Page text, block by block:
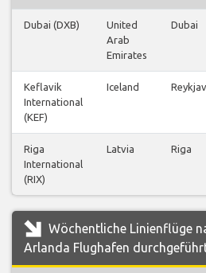
Dubai (DXB)
United
Arab
Emirates
Dubai
Keflavik
International
(KEF)
Iceland
Riga
International
(RIX)
Latvia Riga
Wöchentliche Linienflüge
Arlanda Flughafen